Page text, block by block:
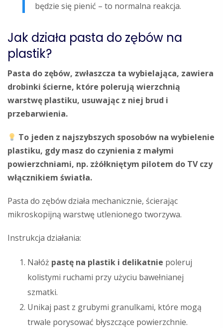
będzie się pienić – to normalna reakcja.
Jak działa pasta do zębów na
plastik?
Pasta do zębów, zwłaszcza ta wybielająca, zawiera
drobinki ścierne, które polerują wierzchnią
warstwę plastiku, usuwając z niej brud i
przebarwienia.
To jeden z najszybszych sposobów na wybielenie
plastiku, gdy masz do czynienia z małymi
powierzchniami, np. zżółkniętym pilotem do TV czy
włącznikiem światła.
Pasta do zębów działa mechanicznie, ścierając
mikroskopijną warstwę utlenionego tworzywa.
Instrukcja działania:
Nałóż pastę na plastik i delikatnie poleruj
kolistymi ruchami przy użyciu bawełnianej
szmatki.
Unikaj past z grubymi granulkami, które mogą
trwale porysować błyszczące powierzchnie.